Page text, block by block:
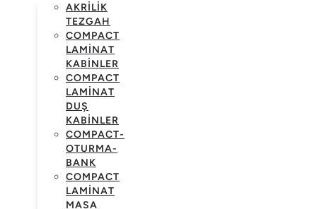
AKRILIK
TEZGAH
COMPACT
LAMINAT
KABINLER
COMPACT
LAMINAT
DUŞ
KABINLER
COMPACT-
OTURMA-
BANK
COMPACT
LAMINAT
MASA